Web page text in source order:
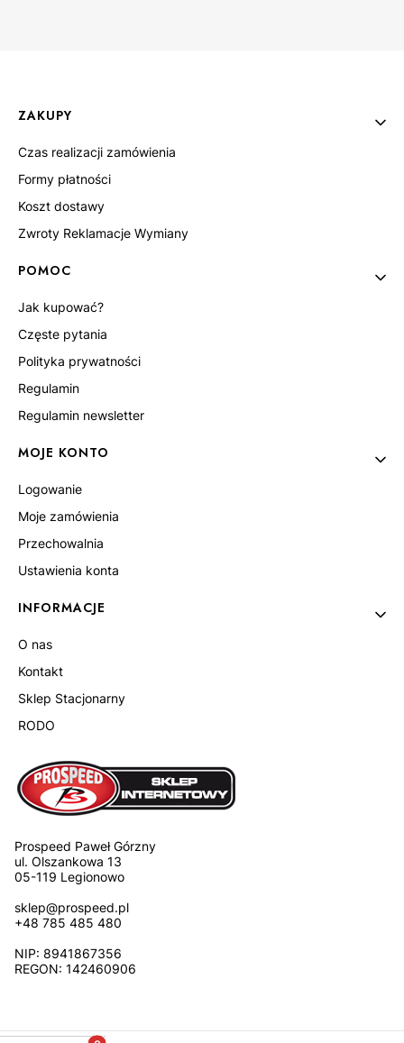
Linki w stopce
ZAKUPY
Czas realizacji zamówienia
Formy płatności
Koszt dostawy
Zwroty Reklamacje Wymiany
POMOC
Jak kupować?
Częste pytania
Polityka prywatności
Regulamin
Regulamin newsletter
MOJE KONTO
Logowanie
Moje zamówienia
Przechowalnia
Ustawienia konta
INFORMACJE
O nas
Kontakt
Sklep Stacjonarny
RODO
Prospeed Paweł Górzny
ul. Olszankowa 13
05-119 Legionowo
sklep@prospeed.pl
+48 785 485 480
NIP: 8941867356
REGON: 142460906